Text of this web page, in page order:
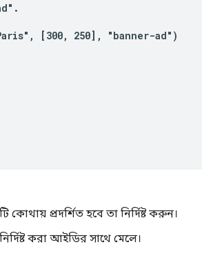
[300, 250], "banner-ad")
প্রদর্শিত হবে তা নির্দিষ্ট করুন।
করা আইডির সাথে মেলে।